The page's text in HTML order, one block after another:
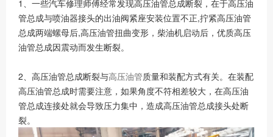
1、一些汽车修理师傅经常发现高压油管总成断裂，在于高压油
管总成与喷油器接头的出油阀紧座安装位置不正,拧紧高压油管
总成两端螺母后,高压油管扭曲变形，柴油机启动后，优质高压
油管总成因震动而发生断裂。
2、高压油管总成断裂与高压油管质量和装配方式有关。在装配
高压油管总成时需要注意，如果角度不符相差较大，在高压油
管总成连接处就会导致压力集中，造成高压油管总成接头处断
裂。